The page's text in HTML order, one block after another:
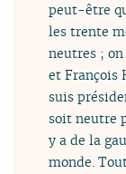
peut-être
les trente
neutres ;
et François
suis
soit neutre
y a de la
monde.